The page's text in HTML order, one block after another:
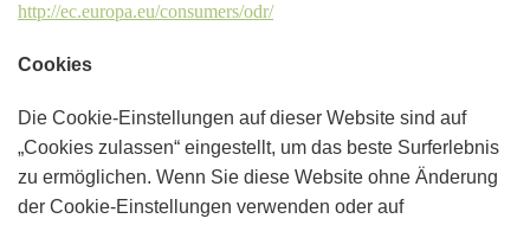
http://ec.europa.eu/consumers/odr/
Cookies
Die Cookie-Einstellungen auf dieser Website sind auf
„Cookies zulassen“ eingestellt, um das beste Surferlebnis
zu ermöglichen. Wenn Sie diese Website ohne Änderung
der Cookie-Einstellungen verwenden oder auf